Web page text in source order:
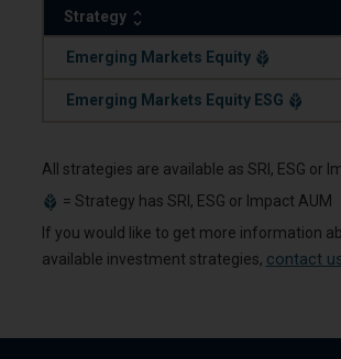
Strategy
Emerging Markets Equity .
Emerging Markets Equity ESG .
All strategies are available as SRI, ESG or
= Strategy has SRI, ESG or Impact AUM
If you would like to get more information
available investment strategies, contact